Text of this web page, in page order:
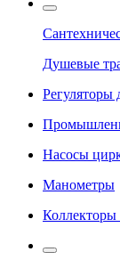
Душевые
Регуляторы
Насосы
Манометры
Коллекторы